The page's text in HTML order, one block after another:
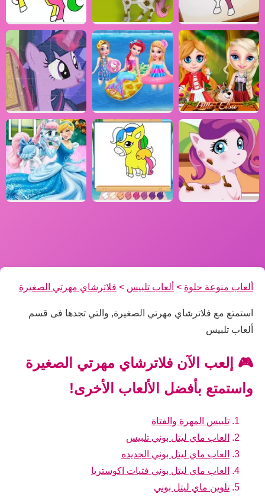
ألعاب منوعة حلوة > ألعاب تلبيس > فلاترشاي مهرتي الصغيرة
استمتع مع فلاترشاي مهرتي الصغيرة, والتي تجدها فى قسم
ألعاب تلبيس
🎮 إلعب الآن فلاترشاي مهرتي الصغيرة
واستمتع بأفضل الألعاب الأخرى!
تلبيس المهرة والفتاة
العاب ماي ليتل بوني تلبيس
العاب ماي ليتل بوني الجديده
العاب ماي ليتل بوني فتيات اكوستريا
تلوين ماي ليتل بوني